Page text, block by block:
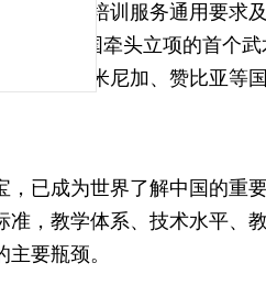
演类武术培训服务通用要求
。这是我国牵头立项的首个
尼亚、多米尼加、赞比亚等
，已成为世界了解中国的重
准，教学体系、技术水平、
要瓶颈。